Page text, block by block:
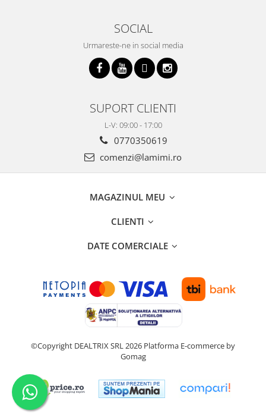
SOCIAL
Urmareste-ne in social media
SUPORT CLIENTI
L-V: 09:00 - 17:00
0770350619
comenzi@lamimi.ro
MAGAZINUL MEU
CLIENTI
DATE COMERCIALE
©Copyright DEALTRIX SRL 2026 Platforma E-commerce by
Gomag